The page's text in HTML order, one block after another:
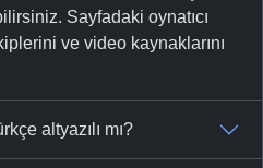
Sayfadaki oynatıcı
ve video kaynaklarını
altyazılı mı?